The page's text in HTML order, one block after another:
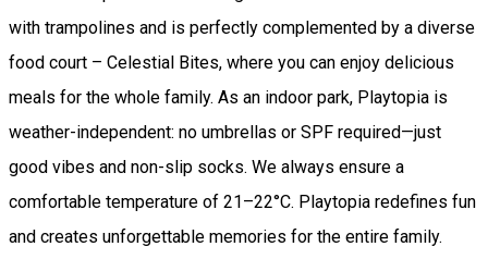
with trampolines and is perfectly complemented by a diverse
food court – Celestial Bites, where you can enjoy delicious
meals for the whole family. As an indoor park, Playtopia is
weather-independent: no umbrellas or SPF required—just
good vibes and non-slip socks. We always ensure a
comfortable temperature of 21–22°C. Playtopia redefines fun
and creates unforgettable memories for the entire family.